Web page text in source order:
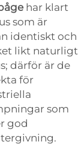
har klart
som är
identiskt och
likt naturligt
därför är de
för
som
god